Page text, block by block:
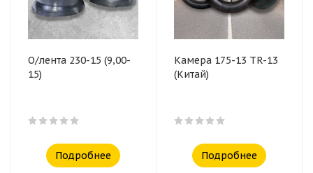
О/лента 230-15 (9,00-
15)
Подробнее
Камера 175-13 TR-13
(Китай)
Подробнее